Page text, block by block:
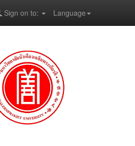
Language
Sign on to: